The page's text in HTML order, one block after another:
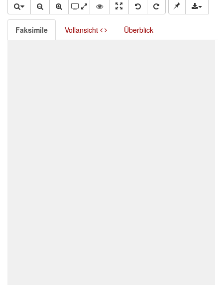
Faksimile Vollansicht Überblick